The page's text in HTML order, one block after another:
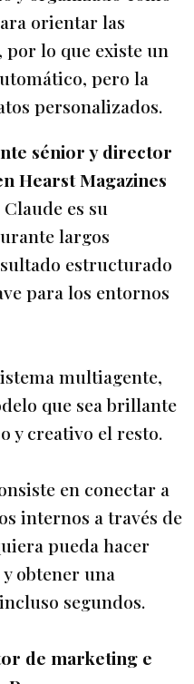
orientar las
lo que existe un
pero la
personalizados.
sénior y director
Hearst Magazines
es su
largos
estructurado
para los entornos
multiagente,
que sea brillante
y creativo el resto.
en conectar a
internos a través de
pueda hacer
obtener una
segundos.
de marketing e